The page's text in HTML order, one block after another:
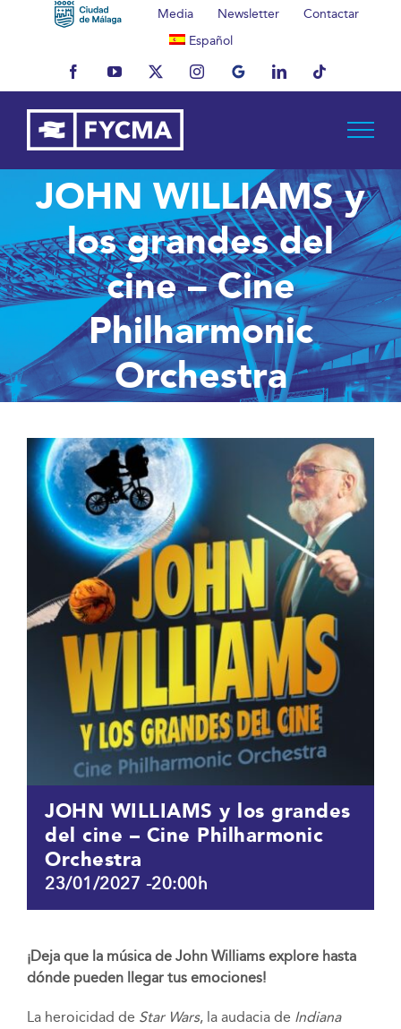
Media Newsletter
Contactar
Español
FacebookYouTubeX InstagramMyBusinessLinkedInTiktok
JOHN WILLIAMS y
los grandes del
cine – Cine
Philharmonic
Orchestra
JOHN WILLIAMS y los grandes
del cine – Cine Philharmonic
Orchestra
23/01/2027 -20:00h
¡Deja que la música de John Williams explore hasta
dónde pueden llegar tus emociones!
La heroicidad de Star Wars, la audacia de Indiana